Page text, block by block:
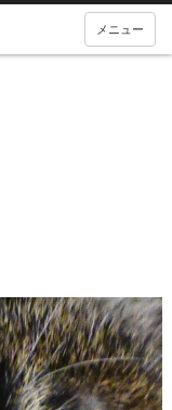
メニュー